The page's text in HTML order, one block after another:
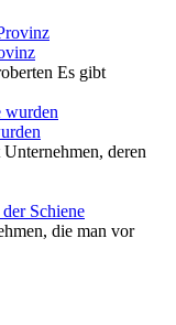
Es gibt
deren
Schiene
die man vor